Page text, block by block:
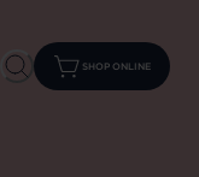
SHOP ONLINE